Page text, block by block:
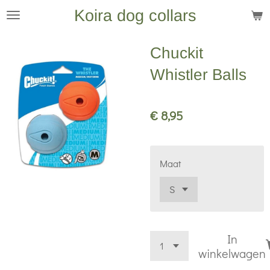
Ga
hoofdinhoud
Koira dog collars
Chuckit
Whistler Balls
€ 8,95
Maat
In
winkelwagen